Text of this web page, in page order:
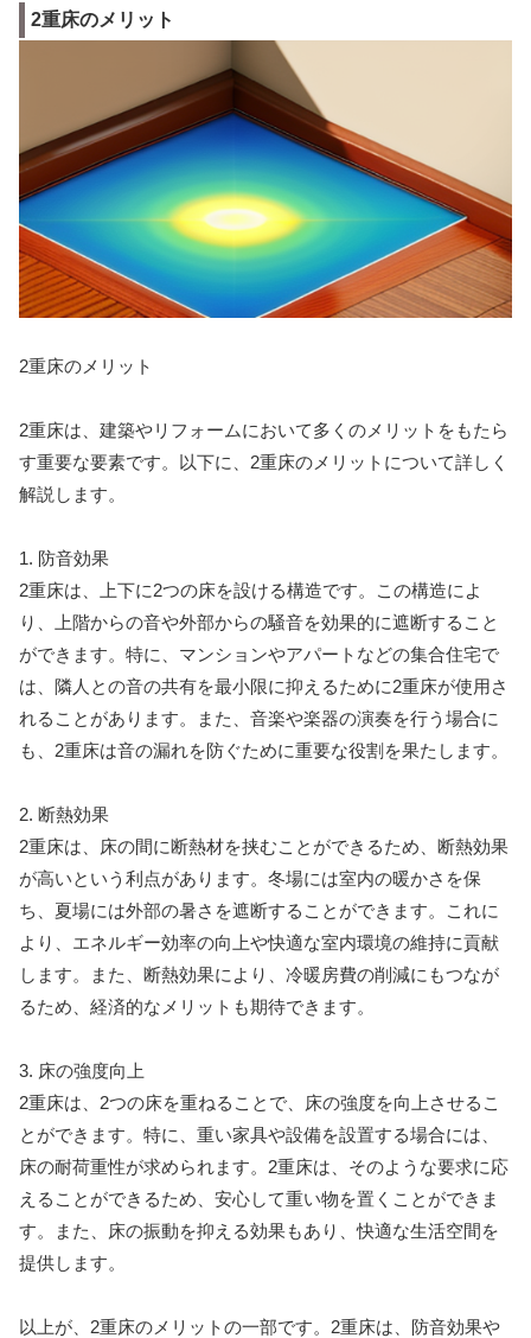
2重床のメリット
2重床のメリット
2重床は、建築やリフォームにおいて多くのメリットをもたら
す重要な要素です。以下に、2重床のメリットについて詳しく
解説します。
1. 防音効果
2重床は、上下に2つの床を設ける構造です。この構造によ
り、上階からの音や外部からの騒音を効果的に遮断すること
ができます。特に、マンションやアパートなどの集合住宅で
は、隣人との音の共有を最小限に抑えるために2重床が使用さ
れることがあります。また、音楽や楽器の演奏を行う場合に
も、2重床は音の漏れを防ぐために重要な役割を果たします。
2. 断熱効果
2重床は、床の間に断熱材を挟むことができるため、断熱効果
が高いという利点があります。冬場には室内の暖かさを保
ち、夏場には外部の暑さを遮断することができます。これに
より、エネルギー効率の向上や快適な室内環境の維持に貢献
します。また、断熱効果により、冷暖房費の削減にもつなが
るため、経済的なメリットも期待できます。
3. 床の強度向上
2重床は、2つの床を重ねることで、床の強度を向上させるこ
とができます。特に、重い家具や設備を設置する場合には、
床の耐荷重性が求められます。2重床は、そのような要求に応
えることができるため、安心して重い物を置くことができま
す。また、床の振動を抑える効果もあり、快適な生活空間を
提供します。
以上が、2重床のメリットの一部です。2重床は、防音効果や